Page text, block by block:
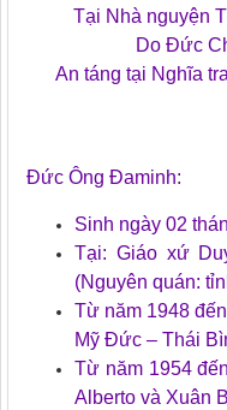
Tại Nhà nguyện
Do Đức
An táng tại Nghĩa
Đức Ông Đaminh:
Sinh ngày 02
Tại: Giáo xứ
(Nguyên quán:
Từ năm 1948
Mỹ Đức – Thái
Từ năm 1954
Alberto và Xuân